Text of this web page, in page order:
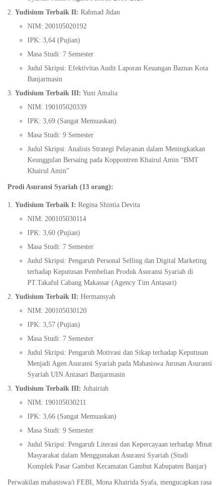
Yudisium Terbaik II: Rahmad Jidan
NIM: 200105020192
IPK: 3,64 (Pujian)
Masa Studi: 7 Semester
Judul Skripsi: Efektivitas Audit Laporan Keuangan Baznas Kota
Banjarmasin
Yudisium Terbaik III: Yuni Amalia
NIM: 190105020339
IPK: 3,69 (Sangat Memuaskan)
Masa Studi: 9 Semester
Judul Skripsi: Analisis Strategi Pelayanan dalam Meningkatkan
Keunggulan Bersaing pada Koppontren Khairul Amin “BMT
Khairul Amin”
Prodi Asuransi Syariah (13 orang):
Yudisium Terbaik I: Regina Shintia Devita
NIM: 200105030114
IPK: 3,60 (Pujian)
Masa Studi: 7 Semester
Judul Skripsi: Pengaruh Personal Selling dan Digital Marketing
terhadap Keputusan Pembelian Produk Asuransi Syariah di
PT.Takaful Cabang Makassar (Agency Tim Antasari)
Yudisium Terbaik II: Hermansyah
NIM: 200105030120
IPK: 3,57 (Pujian)
Masa Studi: 7 Semester
Judul Skripsi: Pengaruh Motivasi dan Sikap terhadap Keputusan
Menjadi Agen Asuransi Syariah pada Mahasiswa Jurusan Asuransi
Syariah UIN Antasari Banjarmasin
Yudisium Terbaik III: Juhairiah
NIM: 190105030211
IPK: 3,66 (Sangat Memuaskan)
Masa Studi: 9 Semester
Judul Skripsi: Pengaruh Literasi dan Kepercayaan terhadap Minat
Masyarakat dalam Menggunakan Asuransi Syariah (Studi
Komplek Pasar Gambut Kecamatan Gambut Kabupaten Banjar)
Perwakilan mahasiswa/i FEBI, Mona Khairida Syafa, mengucapkan rasa